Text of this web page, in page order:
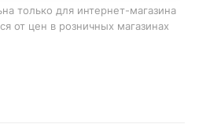
только для интернет-магазина
от цен в розничных магазинах